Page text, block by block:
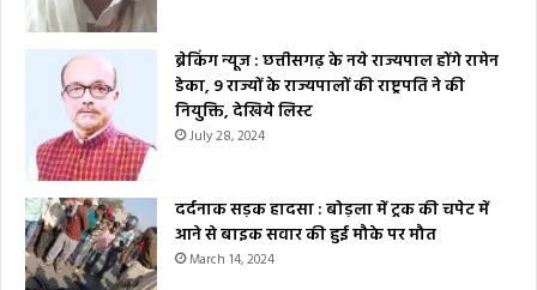
ब्रेकिंग न्यूज : छत्तीसगढ़ के नये राज्यपाल होंगे रामेन
डेका, 9 राज्यों के राज्यपालों की राष्ट्रपति ने की
नियुक्ति, देखिये लिस्ट
July 28, 2024
दर्दनाक सड़क हादसा : बोड़ला में ट्रक की चपेट में
आने से बाइक सवार की हुई मौके पर मौत
March 14, 2024